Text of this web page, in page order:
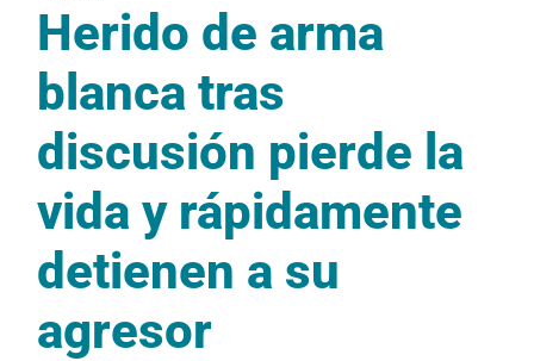
Herido de arma
blanca tras
discusión pierde la
vida y rápidamente
detienen a su
agresor